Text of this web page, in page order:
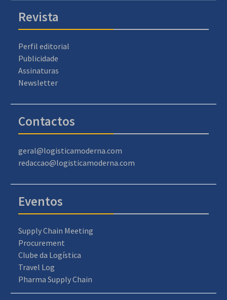
Revista
Perfil editorial
Publicidade
Assinaturas
Newsletter
Contactos
geral@logisticamoderna.com
redaccao@logisticamoderna.com
Eventos
Supply Chain Meeting
Procurement
Clube da Logística
Travel Log
Pharma Supply Chain